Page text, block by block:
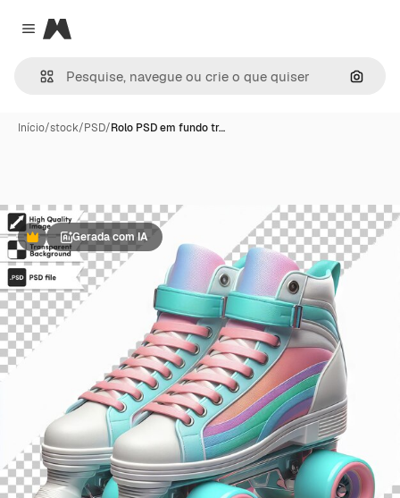
Close menu
Magnific
Início/stock/PSD/Rolo PSD em fundo tr…
PremiumGerada com IA